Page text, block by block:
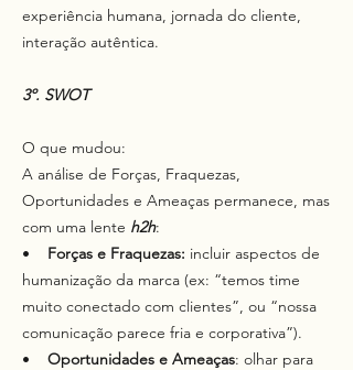
experiência humana, jornada do cliente,
interação autêntica.
3º. SWOT
O que mudou:
A análise de Forças, Fraquezas,
Oportunidades e Ameaças permanece, mas
com uma lente h2h:
• Forças e Fraquezas: incluir aspectos de
humanização da marca (ex: “temos time
muito conectado com clientes”, ou “nossa
comunicação parece fria e corporativa”).
• Oportunidades e Ameaças: olhar para